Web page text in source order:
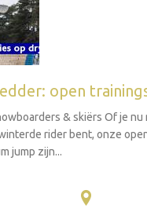
open
& skiërs Of je nu
rider bent, onze
jump zijn...